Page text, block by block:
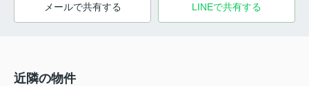
メールで共有する LINEで共有する
近隣の物件